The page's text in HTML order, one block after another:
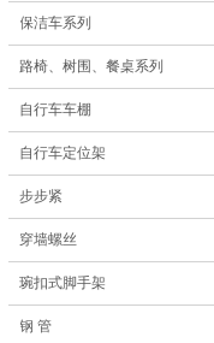
保洁车系列
路椅、树围、餐桌系列
自行车车棚
自行车定位架
步步紧
穿墙螺丝
琬扣式脚手架
钢 管